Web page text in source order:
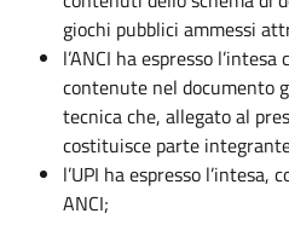
giochi pubblici ammessi
l’ANCI ha espresso
contenute nel documento
tecnica che, allegato al
costituisce parte
l’UPI ha espresso l’intesa,
ANCI;